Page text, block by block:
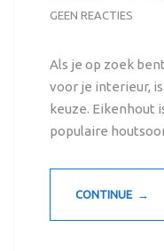
GEEN REACTIES
Als je op zoek
voor je interieur,
keuze. Eikenhout
populaire
CONTINUE →